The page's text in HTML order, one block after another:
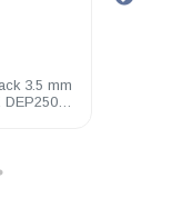
3.5 mm
DEP250